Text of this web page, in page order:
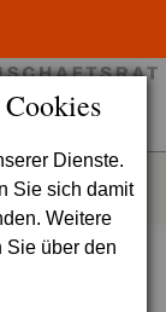
Dienste.
Sie sich damit
Weitere
Sie über den